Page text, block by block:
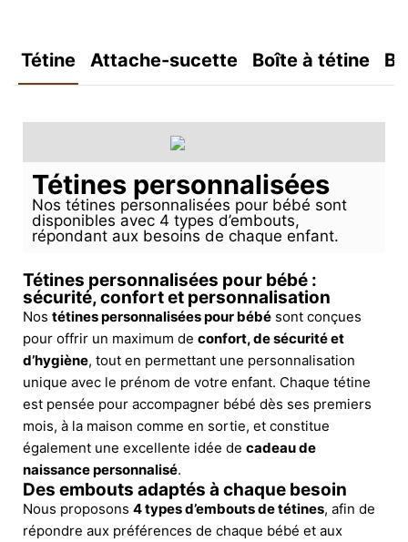
Tétine Attache-sucette Boîte à tétine
Tétines personnalisées
Nos tétines personnalisées pour bébé sont
disponibles avec 4 types d’embouts,
répondant aux besoins de chaque enfant.
Tétines personnalisées pour bébé :
sécurité, confort et personnalisation
Nos tétines personnalisées pour bébé sont conçues
pour offrir un maximum de confort, de sécurité et
d’hygiène, tout en permettant une personnalisation
unique avec le prénom de votre enfant. Chaque tétine
est pensée pour accompagner bébé dès ses premiers
mois, à la maison comme en sortie, et constitue
également une excellente idée de cadeau de
naissance personnalisé.
Des embouts adaptés à chaque besoin
Nous proposons 4 types d’embouts de tétines, afin de
répondre aux préférences de chaque bébé et aux